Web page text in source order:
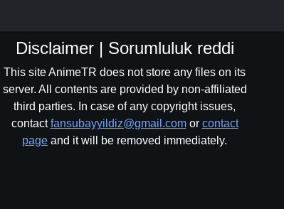
Bölüm No: 31
Bölüm No: 32
Disclaimer | Sorumluluk reddi
This site AnimeTR does not store any files on its
server. All contents are provided by non-affiliated
third parties. In case of any copyright issues,
contactfansubayyildiz@gmail.comor contact
page and it will be removed immediately.